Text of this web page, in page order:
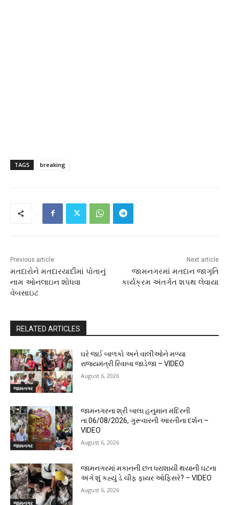
TAGS breaking
Previous article
મતદારોને મતદારયાદીમાં પોતાનું
નામ ઓનલાઇન શોધવા
વેબસાઇટ
Next article
જામનગરમાં મતદાન જાગૃતિ
કાર્યક્રમ અંતર્ગત શપથ લેવાયા
RELATED ARTICLES
જામનગર
ઘરે જઈ બાળકો અને વાલીઓને મળ્યા
રાજ્યમંત્રી રિવાબા જાડેજા – VIDEO
August 6, 2026
જામનગર
જામનગરના શ્રી બાલા હનુમાન મંદિરની
તા.06/08/2026, ગુરૂવારની આરતીના દર્શન –
VIDEO
August 6, 2026
જામનગર
જામનગરમાં મકાનની છત ધરાશાયી થયાની ઘટના
અંગે શું કહ્યું ડે.ચીફ ફાયર ઓફિસરે? – VIDEO
August 6, 2026